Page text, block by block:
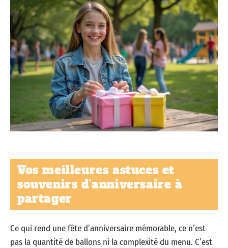
Vos meilleures astuces et
souvenirs d’anniversaire à
partager
Ce qui rend une fête d’anniversaire mémorable, ce n’est
pas la quantité de ballons ni la complexité du menu. C’est